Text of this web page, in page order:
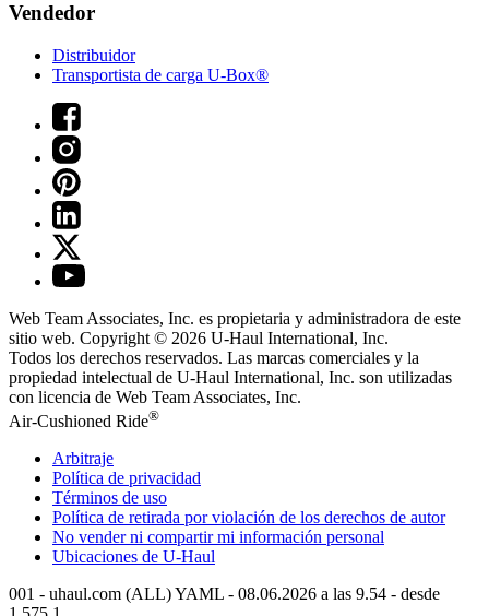
Vendedor
Distribuidor
Transportista de carga U-Box®
Web Team Associates, Inc. es propietaria y administradora de este
sitio web. Copyright © 2026 U-Haul International, Inc.
Todos los derechos reservados. Las marcas comerciales y la
propiedad intelectual de U-Haul International, Inc. son utilizadas
con licencia de Web Team Associates, Inc.
Air-Cushioned Ride®
Arbitraje
Política de privacidad
Términos de uso
Política de retirada por violación de los derechos de autor
No vender ni compartir mi información personal
Ubicaciones de U-Haul
001 - uhaul.com (ALL) YAML - 08.06.2026 a las 9.54 - desde